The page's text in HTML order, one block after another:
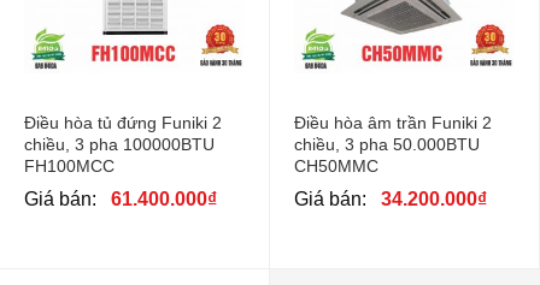
Điều hòa tủ đứng Funiki 2
chiều, 3 pha 100000BTU
FH100MCC
Giá bán: 61.400.000₫
Điều hòa âm trần Funiki 2
chiều, 3 pha 50.000BTU
CH50MMC
Giá bán: 34.200.000₫